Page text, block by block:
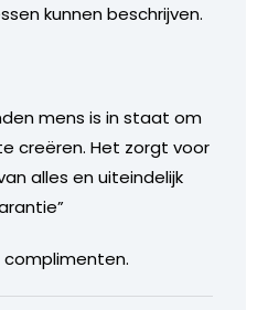
kunnen beschrijven.
mens is in staat om
creëren. Het zorgt voor
alles en uiteindelijk
complimenten.